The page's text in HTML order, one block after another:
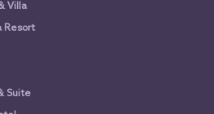
Villa
Resort
Suite